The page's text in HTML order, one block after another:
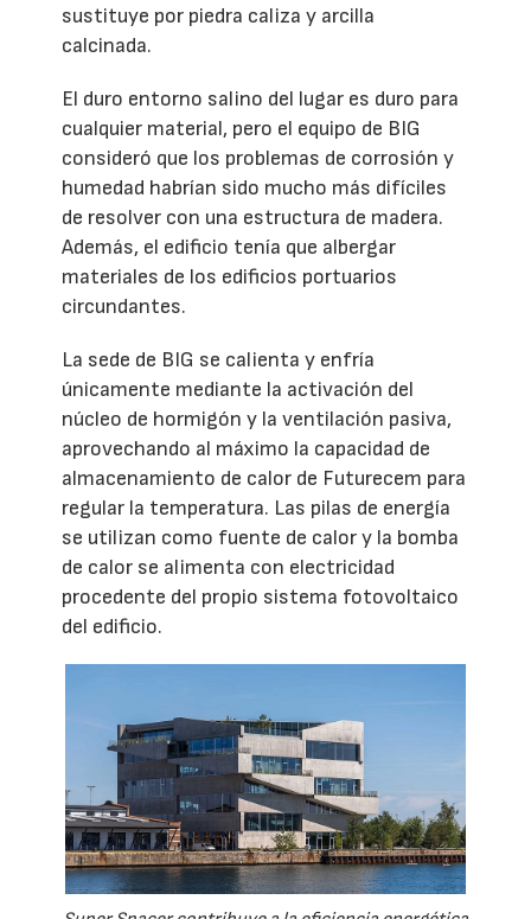
sustituye por piedra caliza y arcilla
calcinada.
El duro entorno salino del lugar es duro para
cualquier material, pero el equipo de BIG
consideró que los problemas de corrosión y
humedad habrían sido mucho más difíciles
de resolver con una estructura de madera.
Además, el edificio tenía que albergar
materiales de los edificios portuarios
circundantes.
La sede de BIG se calienta y enfría
únicamente mediante la activación del
núcleo de hormigón y la ventilación pasiva,
aprovechando al máximo la capacidad de
almacenamiento de calor de Futurecem para
regular la temperatura. Las pilas de energía
se utilizan como fuente de calor y la bomba
de calor se alimenta con electricidad
procedente del propio sistema fotovoltaico
del edificio.